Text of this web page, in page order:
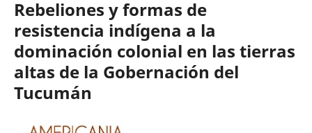
Rebeliones y formas de
resistencia indígena a la
dominación colonial en las tierras
altas de la Gobernación del
Tucumán